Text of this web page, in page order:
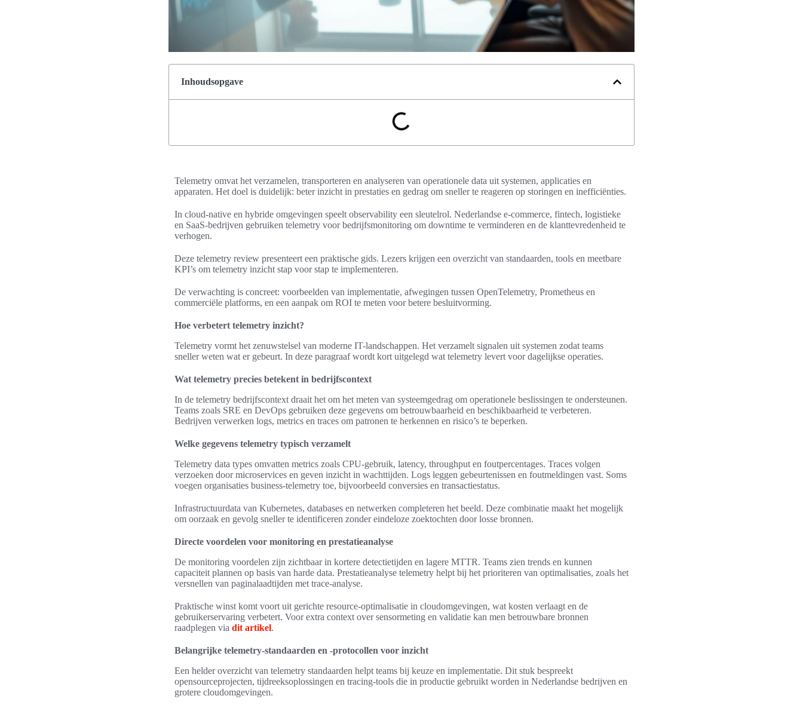
Inhoudsopgave
Telemetry omvat het verzamelen, transporteren en analyseren van operationele data uit systemen, applicaties en
apparaten. Het doel is duidelijk: beter inzicht in prestaties en gedrag om sneller te reageren op storingen en inefficiënties.
In cloud-native en hybride omgevingen speelt observability een sleutelrol. Nederlandse e-commerce, fintech, logistieke
en SaaS-bedrijven gebruiken telemetry voor bedrijfsmonitoring om downtime te verminderen en de klanttevredenheid te
verhogen.
Deze telemetry review presenteert een praktische gids. Lezers krijgen een overzicht van standaarden, tools en meetbare
KPI’s om telemetry inzicht stap voor stap te implementeren.
De verwachting is concreet: voorbeelden van implementatie, afwegingen tussen OpenTelemetry, Prometheus en
commerciële platforms, en een aanpak om ROI te meten voor betere besluitvorming.
Hoe verbetert telemetry inzicht?
Telemetry vormt het zenuwstelsel van moderne IT-landschappen. Het verzamelt signalen uit systemen zodat teams
sneller weten wat er gebeurt. In deze paragraaf wordt kort uitgelegd wat telemetry levert voor dagelijkse operaties.
Wat telemetry precies betekent in bedrijfscontext
In de telemetry bedrijfscontext draait het om het meten van systeemgedrag om operationele beslissingen te ondersteunen.
Teams zoals SRE en DevOps gebruiken deze gegevens om betrouwbaarheid en beschikbaarheid te verbeteren.
Bedrijven verwerken logs, metrics en traces om patronen te herkennen en risico’s te beperken.
Welke gegevens telemetry typisch verzamelt
Telemetry data types omvatten metrics zoals CPU-gebruik, latency, throughput en foutpercentages. Traces volgen
verzoeken door microservices en geven inzicht in wachttijden. Logs leggen gebeurtenissen en foutmeldingen vast. Soms
voegen organisaties business-telemetry toe, bijvoorbeeld conversies en transactiestatus.
Infrastructuurdata van Kubernetes, databases en netwerken completeren het beeld. Deze combinatie maakt het mogelijk
om oorzaak en gevolg sneller te identificeren zonder eindeloze zoektochten door losse bronnen.
Directe voordelen voor monitoring en prestatieanalyse
De monitoring voordelen zijn zichtbaar in kortere detectietijden en lagere MTTR. Teams zien trends en kunnen
capaciteit plannen op basis van harde data. Prestatieanalyse telemetry helpt bij het prioriteren van optimalisaties, zoals het
versnellen van paginalaadtijden met trace-analyse.
Praktische winst komt voort uit gerichte resource-optimalisatie in cloudomgevingen, wat kosten verlaagt en de
gebruikerservaring verbetert. Voor extra context over sensormeting en validatie kan men betrouwbare bronnen
raadplegen via dit artikel.
Belangrijke telemetry-standaarden en -protocollen voor inzicht
Een helder overzicht van telemetry standaarden helpt teams bij keuze en implementatie. Dit stuk bespreekt
opensourceprojecten, tijdreeksoplossingen en tracing-tools die in productie gebruikt worden in Nederlandse bedrijven en
grotere cloudomgevingen.